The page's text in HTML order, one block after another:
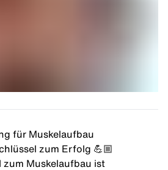
für Muskelaufbau
zum Erfolg 💪🏼
zum Muskelaufbau ist